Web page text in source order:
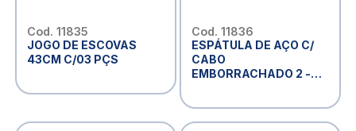
Cod. 11835
JOGO DE ESCOVAS
43CM C/03 PÇS
Cod. 11836
ESPÁTULA DE AÇO C/
CABO
EMBORRACHADO 2 -